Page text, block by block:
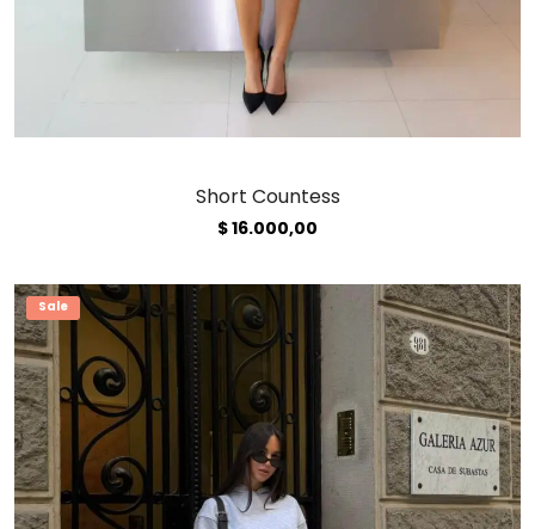
Short Countess
$16.000,00
Sale